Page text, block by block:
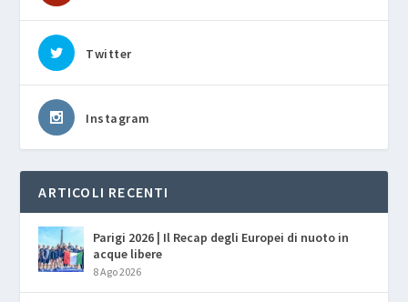
Twitter
Instagram
ARTICOLI RECENTI
Parigi 2026 | Il Recap degli Europei di nuoto in
acque libere
8 Ago 2026